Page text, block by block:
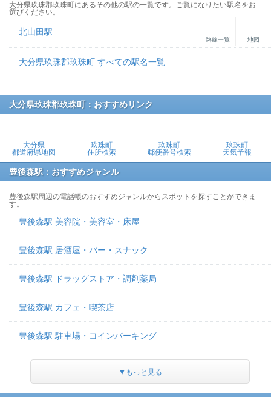
大分県玖珠郡玖珠町にあるその他の駅の一覧です。ご覧になりたい駅名をお
選びください。
北山田駅
路線一覧 地図
大分県玖珠郡玖珠町 すべての駅名一覧
大分県玖珠郡玖珠町：おすすめリンク
大分県
都道府県地図
玖珠町
住所検索
玖珠町
郵便番号検索
玖珠町
天気予報
豊後森駅：おすすめジャンル
豊後森駅周辺の電話帳のおすすめジャンルからスポットを探すことができま
す。
豊後森駅 美容院・美容室・床屋
豊後森駅 居酒屋・バー・スナック
豊後森駅 ドラッグストア・調剤薬局
豊後森駅 カフェ・喫茶店
豊後森駅 駐車場・コインパーキング
▼もっと見る